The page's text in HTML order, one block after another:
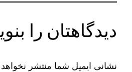
دیدگاهتان را
نشانی ایمیل شما منتشر